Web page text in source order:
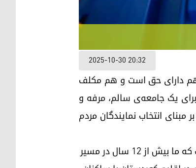
2025-10-30 20:32
هم دارای حق است و هم مکلف
یک جامعه‌ی سالم، مرفه و
انتخاب نمایندگان مردم
اقلیم کوردستان، پیش از شکل‌گیری عراق جدید، فرایند انتخابات را تجربه کرده است. از این رو، می‌توان گفت که ما بیش از ۱۲ سال در مسیر